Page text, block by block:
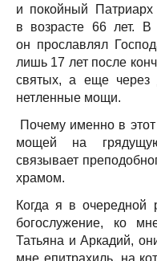
и покойный
в возрасте 66 лет. В
он прославлял
лишь 17 лет после
святых, а еще через
нетленные мощи.
Почему именно в
мощей на
связывает
храмом.
Когда я в очередной
богослужение, ко
Татьяна и Аркадий,